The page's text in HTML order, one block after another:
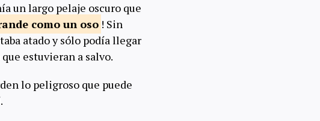
un largo pelaje oscuro que
como un oso ! Sin
atado y sólo podía llegar
estuvieran a salvo.
lo peligroso que puede